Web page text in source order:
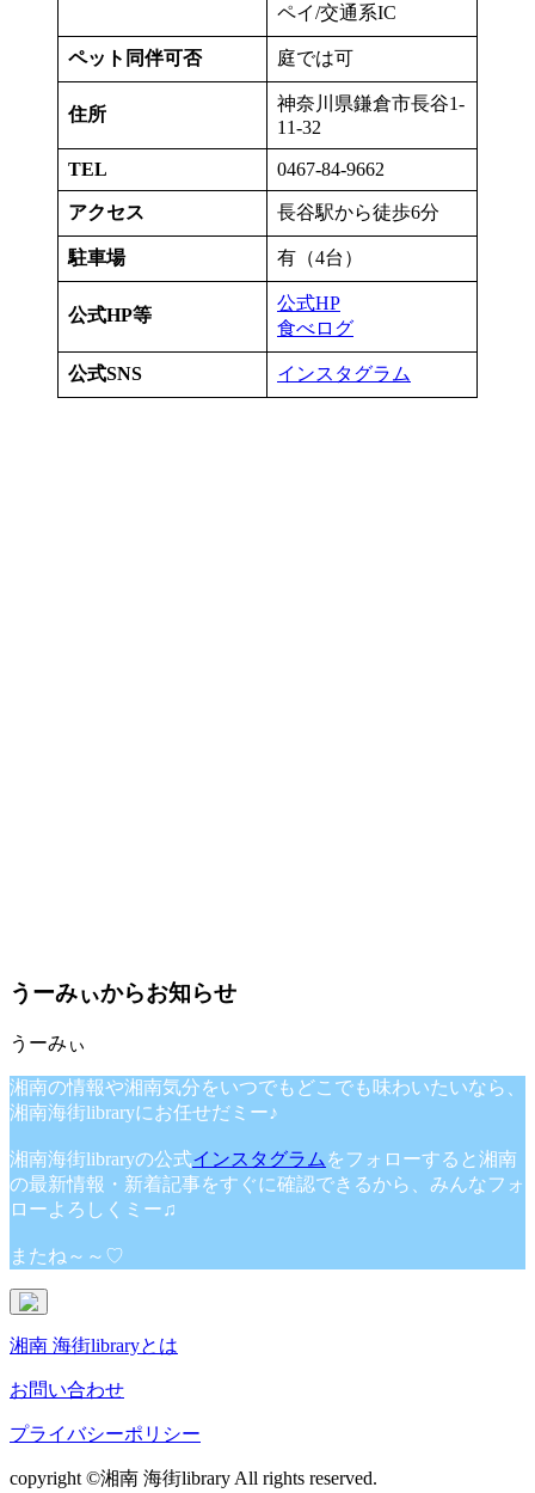
ペイ/交通系IC
ペット同伴可否 庭では可
住所
神奈川県鎌倉市長谷1-
11-32
TEL 0467-84-9662
アクセス 長谷駅から徒歩6分
駐車場 有（4台）
公式HP等
公式HP
食べログ
公式SNS インスタグラム
うーみぃからお知らせ
湘南の情報や湘南気分をいつでもどこでも味わいたいなら、
湘南海街libraryにお任せだミー♪
湘南海街libraryの公式インスタグラム をフォローすると湘南
の最新情報・新着記事をすぐに確認できるから、みんなフォ
ローよろしくミー♫
またね～～♡
湘南 海街libraryとは
お問い合わせ
プライバシーポリシー
copyright ©湘南 海街library All rights reserved.